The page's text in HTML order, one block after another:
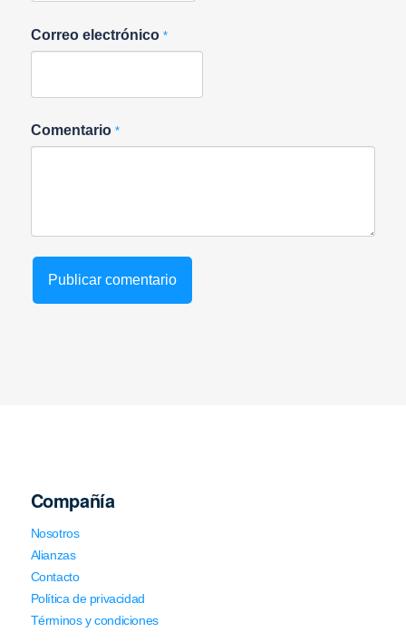
Correo electrónico *
Comentario *
Compañía
Nosotros
Alianzas
Contacto
Política de privacidad
Términos y condiciones